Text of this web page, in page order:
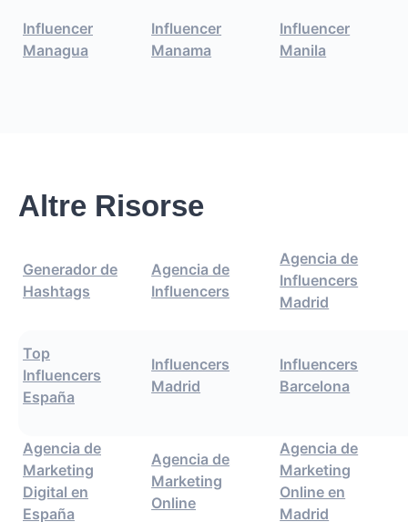
Influencer
Managua
Influencer
Manama
Influencer
Manila
Altre Risorse
Generador de
Hashtags
Agencia de
Influencers
Agencia de
Influencers
Madrid
Top
Influencers
España
Influencers
Madrid
Influencers
Barcelona
Agencia de
Marketing
Digital en
España
Agencia de
Marketing
Online
Agencia de
Marketing
Online en
Madrid